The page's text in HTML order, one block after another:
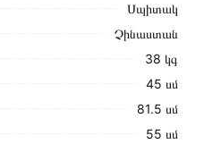
Սպիտակ
Չինաստան
38 կգ
45 սմ
81.5 սմ
55 սմ